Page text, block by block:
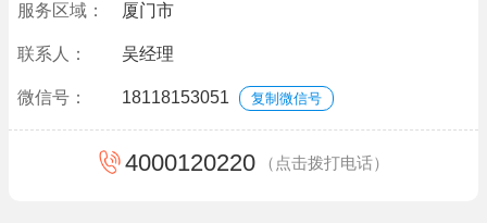
服务区域： 厦门市
联系人： 吴经理
微信号： 18118153051 复制微信号
4000120220 （点击拨打电话）